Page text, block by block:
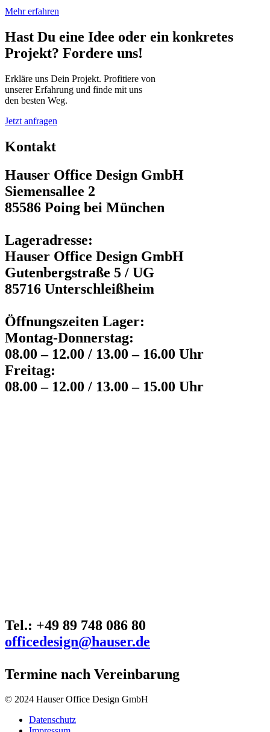
Mehr erfahren
Hast Du eine Idee oder ein konkretes
Projekt? Fordere uns!
Erkläre uns Dein Projekt. Profitiere von
unserer Erfahrung und finde mit uns
den besten Weg.
Jetzt anfragen
Kontakt
Hauser Office Design GmbH
Siemensallee 2
85586 Poing bei München
Lageradresse:
Hauser Office Design GmbH
Gutenbergstraße 5 / UG
85716 Unterschleißheim
Öffnungszeiten Lager:
Montag-Donnerstag:
08.00 – 12.00 / 13.00 – 16.00 Uhr
Freitag:
08.00 – 12.00 / 13.00 – 15.00 Uhr
Tel.: +49 89 748 086 80
officedesign@hauser.de
Termine nach Vereinbarung
© 2024 Hauser Office Design GmbH
Datenschutz